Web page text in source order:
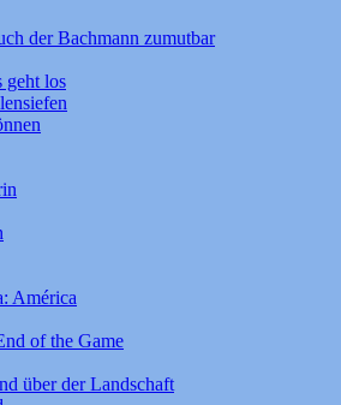
der Bachmann zumutbar
geht los
América
of the Game
über der Landschaft